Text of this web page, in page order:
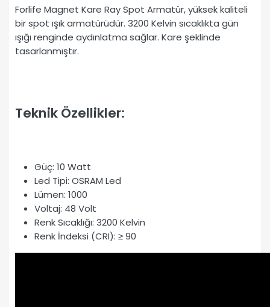
Forlife Magnet Kare Ray Spot Armatür, yüksek kaliteli
bir spot ışık armatürüdür. 3200 Kelvin sıcaklıkta gün
ışığı renginde aydınlatma sağlar. Kare şeklinde
tasarlanmıştır.
Teknik Özellikler:
Güç: 10 Watt
Led Tipi: OSRAM Led
Lümen: 1000
Voltaj: 48 Volt
Renk Sıcaklığı: 3200 Kelvin
Renk İndeksi (CRI): ≥ 90